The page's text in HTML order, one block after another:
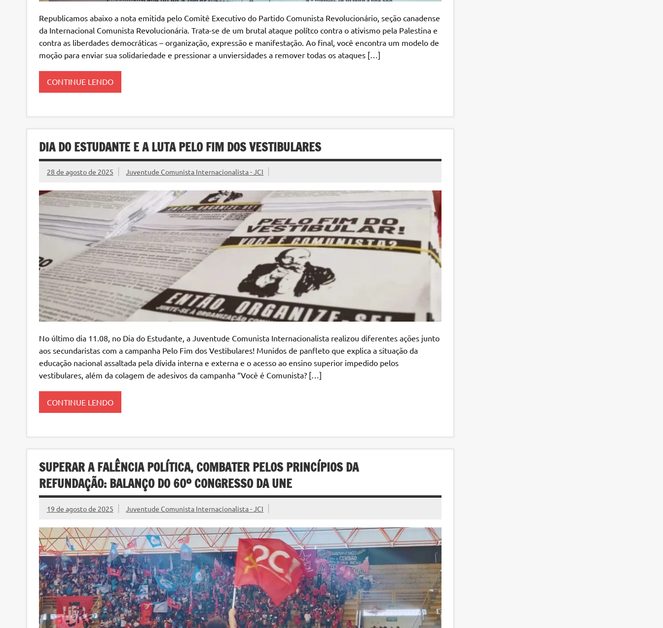
Republicamos abaixo a nota emitida pelo Comitê Executivo do Partido Comunista Revolucionário, seção canadense
da Internacional Comunista Revolucionária. Trata-se de um brutal ataque polítco contra o ativismo pela Palestina e
contra as liberdades democráticas – organização, expressão e manifestação. Ao final, você encontra um modelo de
moção para enviar sua solidariedade e pressionar a unviersidades a remover todas os ataques […]
CONTINUE LENDO
DIA DO ESTUDANTE E A LUTA PELO FIM DOS VESTIBULARES
28 de agosto de 2025 Juventude Comunista Internacionalista - JCI
No último dia 11.08, no Dia do Estudante, a Juventude Comunista Internacionalista realizou diferentes ações junto
aos secundaristas com a campanha Pelo Fim dos Vestibulares! Munidos de panfleto que explica a situação da
educação nacional assaltada pela dívida interna e externa e o acesso ao ensino superior impedido pelos
vestibulares, além da colagem de adesivos da campanha “Você é Comunista? […]
CONTINUE LENDO
SUPERAR A FALÊNCIA POLÍTICA, COMBATER PELOS PRINCÍPIOS DA
REFUNDAÇÃO: BALANÇO DO 60º CONGRESSO DA UNE
19 de agosto de 2025 Juventude Comunista Internacionalista - JCI